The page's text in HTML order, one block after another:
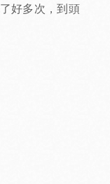
好多次，到頭